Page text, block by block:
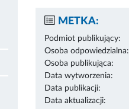
METKA:
Podmiot publikujący:
Osoba odpowiedzialna:
Osoba publikująca:
Data wytworzenia:
Data publikacji:
Data aktualizacji: